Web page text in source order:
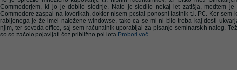
Commodorjem, ki jo je dobilo slednje. Nato je sledilo nekaj let zatišja, medtem je
Commodore zaspal na lovorikah, dokler nisem postal ponosni lastnik t.i. PC. Ker sem
rabljenega je že imel naložene windowse, tako da se mi ni bilo treba kaj dosti
njim, ter seveda office, saj sem računalnik uporabljal za pisanje seminarskih nalog.
so se začele pojavljati čez približno pol leta Preberi več…